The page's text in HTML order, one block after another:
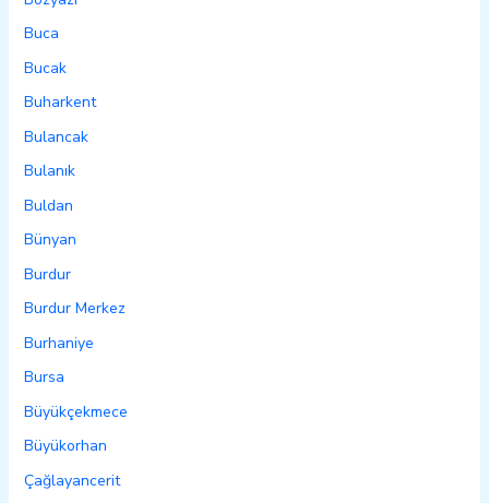
Buca
Bucak
Buharkent
Bulancak
Bulanık
Buldan
Bünyan
Burdur
Burdur Merkez
Burhaniye
Bursa
Büyükçekmece
Büyükorhan
Çağlayancerit